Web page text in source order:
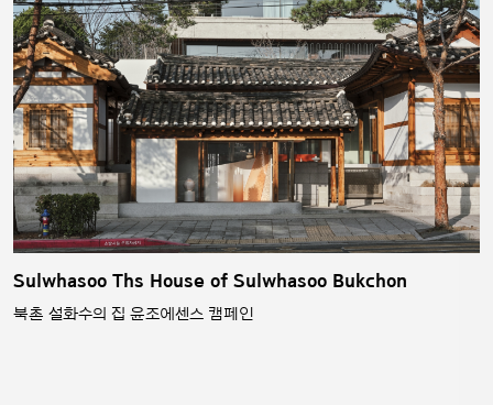
Sulwhasoo Ths House of Sulwhasoo Bukchon
북촌 설화수의 집 윤조에센스 캠페인